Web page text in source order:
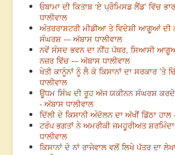
ਓਬਾਮਾ ਦੀ ਕਿਤਾਬ ‘ਏ ਪ੍ਰੌਮਿਸਡ ਲੈਂਡ’ ਵਿੱਚ
ਧਾਲੀਵਾਲ
ਅੰਤਰਰਾਸ਼ਟਰੀ ਮੀਡੀਆ ਤੇ ਵਿਦੇਸ਼ੀ ਆਗੂਆਂ ਦੀ
ਸੰਘਰਸ਼ --- ਅੱਬਾਸ ਧਾਲੀਵਾਲ
ਨਵੇਂ ਸੰਸਦ ਭਵਨ ਦਾ ਨੀਂਹ ਪੱਥਰ, ਸਿਆਸੀ
ਨਜ਼ਰ ਵਿੱਚ --- ਅੱਬਾਸ ਧਾਲੀਵਾਲ
ਖੇਤੀ ਕਾਨੂੰਨਾਂ ਨੂੰ ਲੈ ਕੇ ਕਿਸਾਨਾਂ ਦਾ ਸਰਕਾਰ ’ਤੇ
ਧਾਲੀਵਾਲ
ਊਧਮ ਸਿੰਘ ਦੀ ਰੂਹ ਅੱਜ ਯਕੀਨਨ ਸੰਘਰਸ਼ ਕਰਦੇ
- ਅੱਬਾਸ ਧਾਲੀਵਾਲ
ਦਿੱਲੀ ਦੇ ਕਿਸਾਨੀ ਅੰਦੋਲਨ ਦਾ ਅੱਖੀਂ ਡਿੱਠਾ ਹਾਲ
ਟਰੰਪ ਭਗਤਾਂ ਨੇ ਅਮਰੀਕੀ ਜਮਹੂਰੀਅਤ
ਧਾਲੀਵਾਲ
ਕਿਸਾਨਾਂ ਦੇ ਨਾਂ ਰਾਜੇਵਾਲ ਵਲੋਂ ਲਿਖੇ ਪੱਤਰ ਦਾ